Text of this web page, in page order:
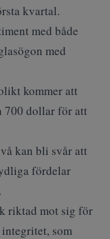
kvartal.
med både
med
kommer att
700 dollar för att
kan bli svår att
fördelar
riktad mot sig för
integritet, som